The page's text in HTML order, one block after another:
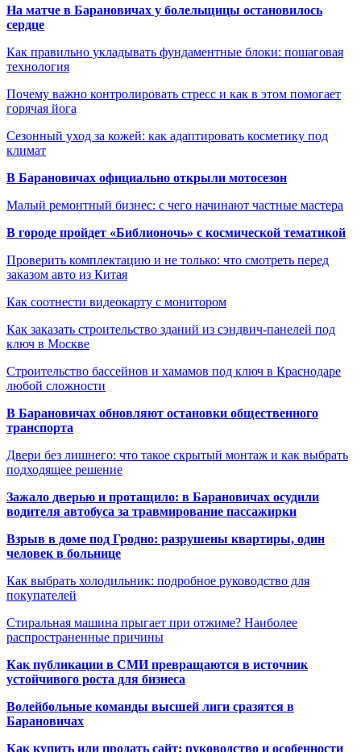
На матче в Барановичах у болельщицы остановилось
сердце
Как правильно укладывать фундаментные блоки: пошаговая
технология
Почему важно контролировать стресс и как в этом помогает
горячая йога
Сезонный уход за кожей: как адаптировать косметику под
климат
В Барановичах официально открыли мотосезон
Малый ремонтный бизнес: с чего начинают частные мастера
В городе пройдет «Библионочь» с космической тематикой
Проверить комплектацию и не только: что смотреть перед
заказом авто из Китая
Как соотнести видеокарту с монитором
Как заказать строительство зданий из сэндвич-панелей под
ключ в Москве
Строительство бассейнов и хамамов под ключ в Краснодаре
любой сложности
В Барановичах обновляют остановки общественного
транспорта
Двери без лишнего: что такое скрытый монтаж и как выбрать
подходящее решение
Зажало дверью и протащило: в Барановичах осудили
водителя автобуса за травмирование пассажирки
Взрыв в доме под Гродно: разрушены квартиры, один
человек в больнице
Как выбрать холодильник: подробное руководство для
покупателей
Стиральная машина прыгает при отжиме? Наиболее
распространенные причины
Как публикации в СМИ превращаются в источник
устойчивого роста для бизнеса
Волейбольные команды высшей лиги сразятся в
Барановичах
Как купить или продать сайт: руководство и особенности